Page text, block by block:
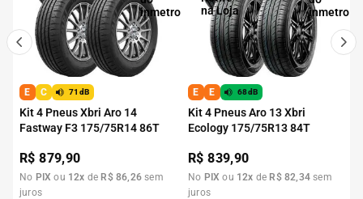
E C 71dB
Kit 4 Pneus Xbri Aro 14
Fastway F3 175/75R14 86T
R$879,90
No PIX ou 12x de R$ 86,26 sem
juros
E E 68dB
Kit 4 Pneus Aro 13 Xbri
Ecology 175/75R13 84T
R$839,90
No PIX ou 12x de R$ 82,34 sem
juros